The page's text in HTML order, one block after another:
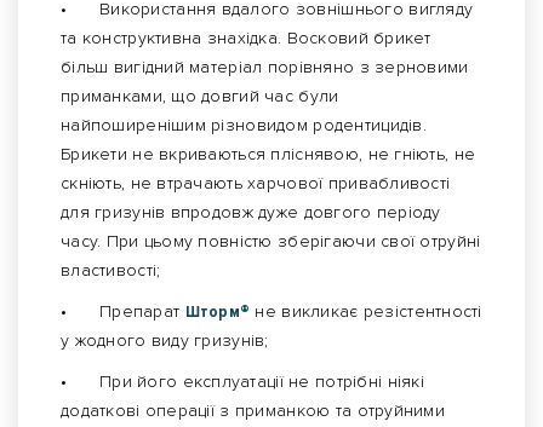
•
Використання вдалого зовнішнього вигляду
та конструктивна знахідка. Восковий брикет
більш вигідний матеріал порівняно з зерновими
приманками, що довгий час були
найпоширенішим різновидом родентицидів.
Брикети не вкриваються пліснявою, не гніють, не
скніють, не втрачають харчової привабливості
для гризунів впродовж дуже довгого періоду
часу. При цьому повністю зберігаючи свої отруйні
властивості;
•
Препарат Шторм® не викликає резістентності
у жодного виду гризунів;
•
При його експлуатації не потрібні ніякі
додаткові операції з приманкою та отруйними